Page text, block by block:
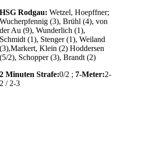
HSG Rodgau:Wetzel, Hoepffner;
Wucherpfennig (3), Brühl (4), von
der Au (9), Wunderlich (1),
Schmidt (1), Stenger (1), Weiland
(3),Markert, Klein (2) Hoddersen
(5/2), Schopper (3), Brandt (2)
2 Minuten Strafe:0/2 ; 7-Meter:2-
2 / 2-3